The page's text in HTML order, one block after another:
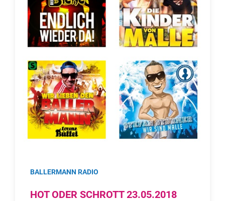
BALLERMANN RADIO
HOT ODER SCHROTT 23.05.2018